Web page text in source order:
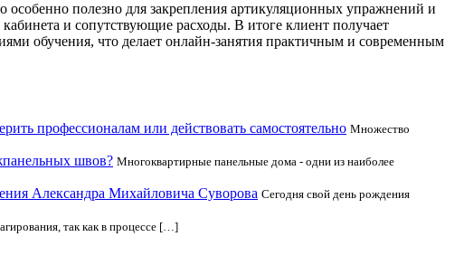
полезно для закрепления артикуляционных упражнений и
и сопутствующие расходы. В итоге клиент получает
обучения, что делает онлайн-занятия практичным и современным
профессионалам или действовать самостоятельно Множество
швов? Многоквартирные панельные дома - одни из наиболее
Александра Михайловича Суворова Сегодня свой день рождения
так как в процессе […]